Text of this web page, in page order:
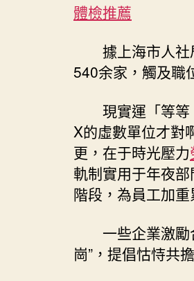
體檢推薦
據上海市人社
540余家，觸及職
現實運「等
X的虛數單位才對
更，在于時光壓力
軌制實用于年夜
階段，為員工加重
一些企業激
崗”，提倡怙恃共